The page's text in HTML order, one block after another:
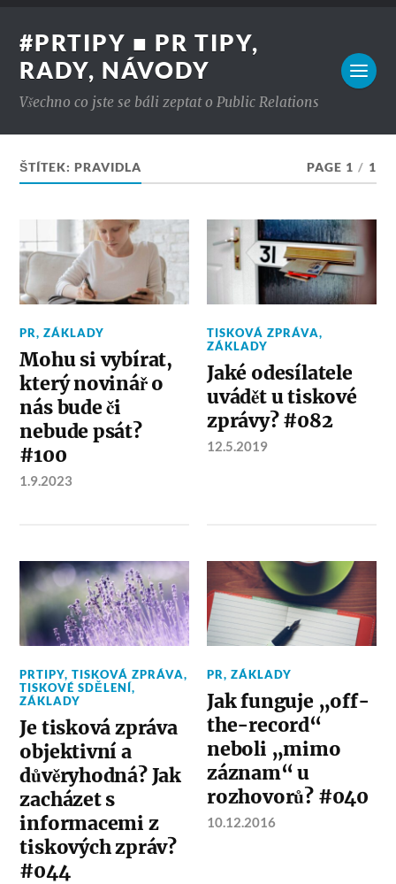
#PRTIPY ■ PR TIPY,
RADY, NÁVODY
Všechno co jste se báli zeptat o Public Relations
ŠTÍTEK:PRAVIDLA PAGE 1 / 1
PR,ZÁKLADY
Mohu si vybírat,
který novinář o
nás bude či
nebude psát?
#100
1.9.2023
TISKOVÁ ZPRÁVA,
ZÁKLADY
Jaké odesílatele
uvádět u tiskové
zprávy? #082
12.5.2019
PRTIPY,TISKOVÁ ZPRÁVA,
TISKOVÉ SDĚLENÍ,
ZÁKLADY
Je tisková zpráva
objektivní a
důvěryhodná? Jak
zacházet s
informacemi z
tiskových zpráv?
#044
PR,ZÁKLADY
Jak funguje „off-
the-record“
neboli „mimo
záznam“ u
rozhovorů? #040
10.12.2016